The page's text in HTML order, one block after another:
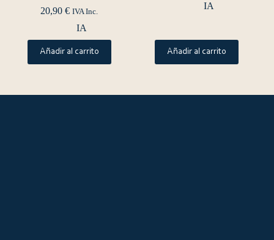
20,90€ IVA Inc.
IA
Añadir al carrito
IA
Añadir al carrito